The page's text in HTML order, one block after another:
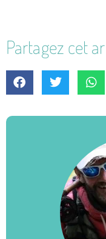
Partagez cet